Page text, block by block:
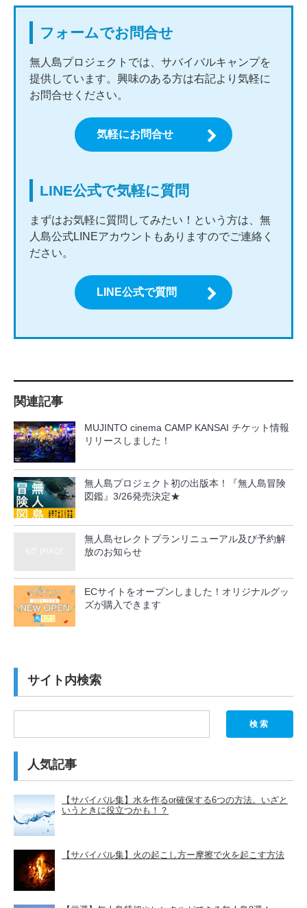
フォームでお問合せ
無人島プロジェクトでは、サバイバルキャンプを
提供しています。興味のある方は右記より気軽に
お問合せください。
気軽にお問合せ
LINE公式で気軽に質問
まずはお気軽に質問してみたい！という方は、無
人島公式LINEアカウントもありますのでご連絡く
ださい。
LINE公式で質問
関連記事
MUJINTO cinema CAMP KANSAI チケット情報
リリースしました！
無人島プロジェクト初の出版本！『無人島冒険
図鑑』3/26発売決定★
無人島セレクトプランリニューアル及び予約解
放のお知らせ
ECサイトをオープンしました！オリジナルグッ
ズが購入できます
サイト内検索
検索
人気記事
【サバイバル集】水を作るor確保する6つの方法。いざと
いうときに役立つかも！？
【サバイバル集】火の起こし方ー摩擦で火を起こす方法